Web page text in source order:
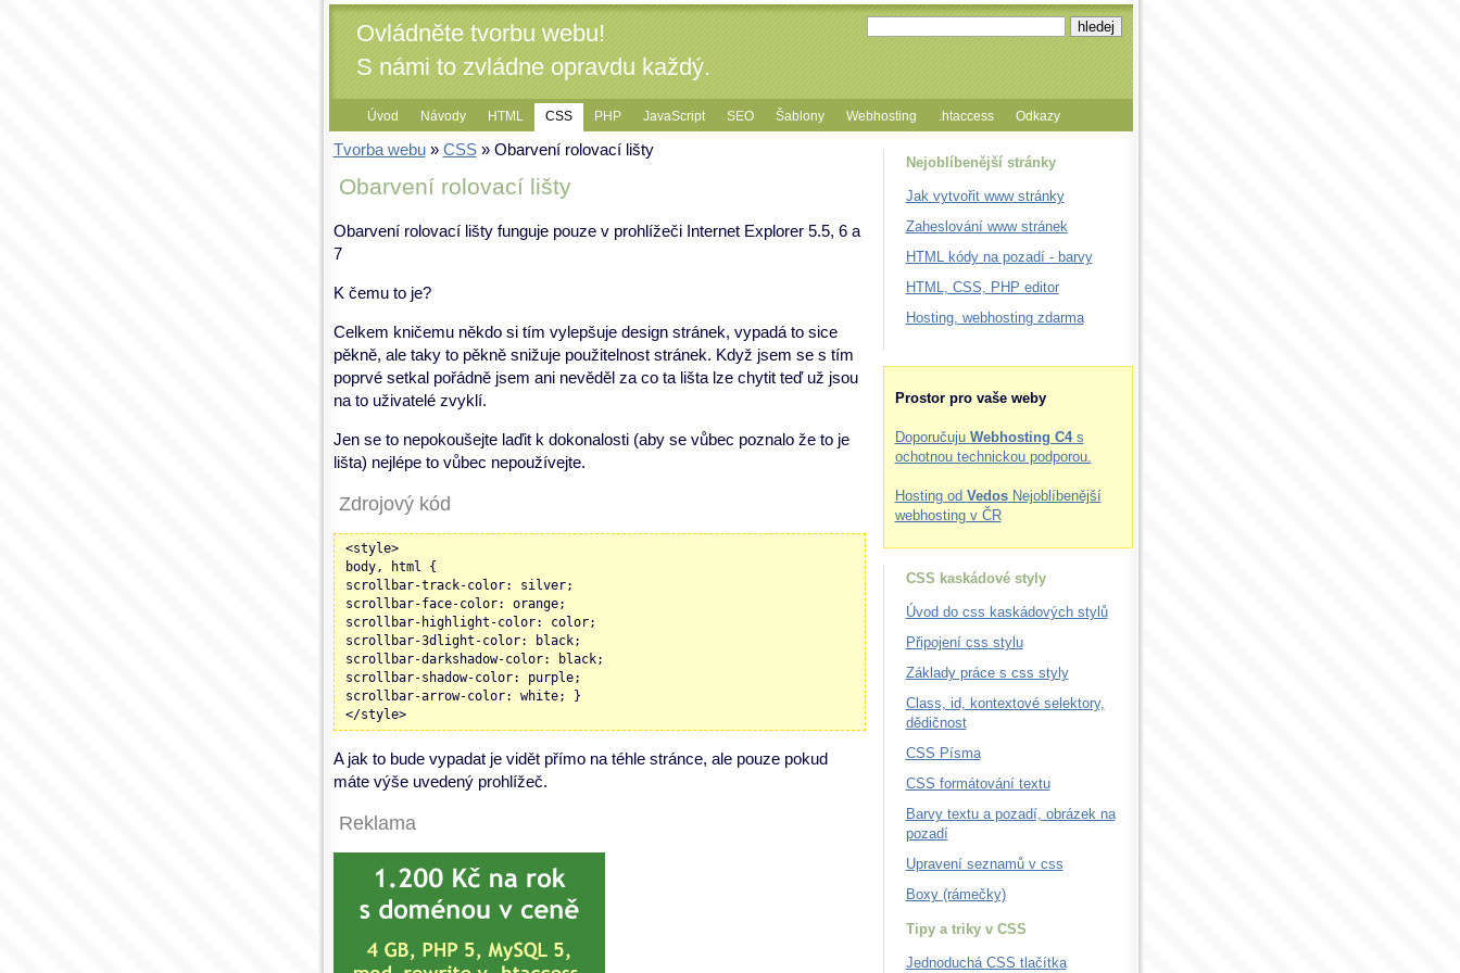
Ovládněte tvorbu webu!
S námi to zvládne opravdu každý.
Úvod Návody HTML CSS PHP JavaScript SEO Šablony Webhosting .htaccess Odkazy
Tvorba webu» CSS» Obarvení rolovací lišty
Obarvení rolovací lišty
Obarvení rolovací lišty funguje pouze v prohlížeči Internet Explorer 5.5, 6 a
7
K čemu to je?
Celkem kničemu někdo si tím vylepšuje design stránek, vypadá to sice
pěkně, ale taky to pěkně snižuje použitelnost stránek. Když jsem se s tím
poprvé setkal pořádně jsem ani nevěděl za co ta lišta lze chytit teď už jsou
na to uživatelé zvyklí.
Jen se to nepokoušejte laďit k dokonalosti (aby se vůbec poznalo že to je
lišta) nejlépe to vůbec nepoužívejte.
Zdrojový kód
<style>
body, html {
scrollbar-track-color: silver;
scrollbar-face-color: orange;
scrollbar-highlight-color: color;
scrollbar-3dlight-color: black;
scrollbar-darkshadow-color: black;
scrollbar-shadow-color: purple;
scrollbar-arrow-color: white; }
</style>
A jak to bude vypadat je vidět přímo na téhle stránce, ale pouze pokud
máte výše uvedený prohlížeč.
Reklama
Nejoblíbenější stránky
Jak vytvořit www stránky
Zaheslování www stránek
HTML kódy na pozadí - barvy
HTML, CSS, PHP editor
Hosting, webhosting zdarma
Prostor pro vaše weby
Doporučuju Webhosting C4s
ochotnou technickou podporou.
Hosting od VedosNejoblíbenější
webhosting v ČR
CSS kaskádové styly
Úvod do css kaskádových stylů
Připojení css stylu
Základy práce s css styly
Class, id, kontextové selektory,
dědičnost
CSS Písma
CSS formátování textu
Barvy textu a pozadí, obrázek na
pozadí
Upravení seznamů v css
Boxy (rámečky)
Tipy a triky v CSS
Jednoduchá CSS tlačítka